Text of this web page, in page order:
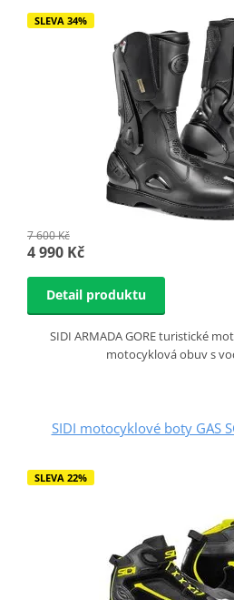
SLEVA 34%
7 600 Kč
4 990 Kč
Detail produktu
SIDI ARMADA GORE turistické
motocyklová obuv s
SIDI motocyklové boty GAS
SLEVA 22%